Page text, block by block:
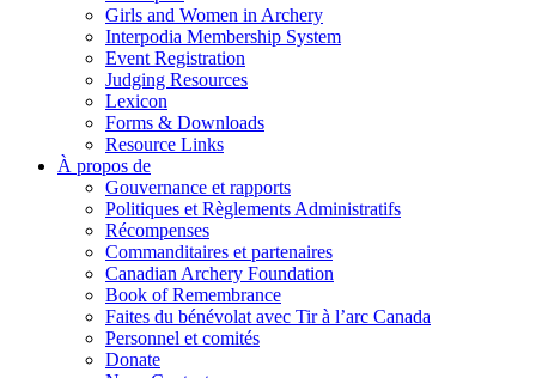
Girls and Women in Archery
Interpodia Membership System
Event Registration
Judging Resources
Lexicon
Forms & Downloads
Resource Links
À propos de
Gouvernance et rapports
Politiques et Règlements Administratifs
Récompenses
Commanditaires et partenaires
Canadian Archery Foundation
Book of Remembrance
Faites du bénévolat avec Tir à l’arc Canada
Personnel et comités
Donate